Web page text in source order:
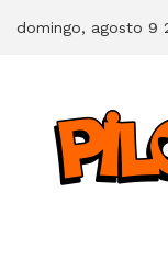
domingo, agosto 9